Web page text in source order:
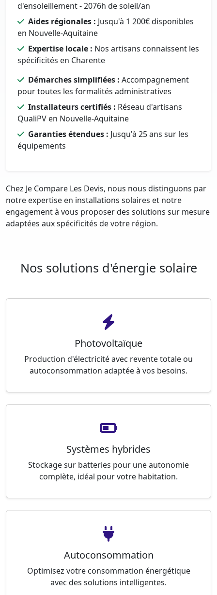
d'ensoleillement - 2076h de soleil/an
Aides régionales : Jusqu'à 1 200€ disponibles
en Nouvelle-Aquitaine
Expertise locale : Nos artisans connaissent les
spécificités en Charente
Démarches simplifiées : Accompagnement
pour toutes les formalités administratives
Installateurs certifiés : Réseau d'artisans
QualiPV en Nouvelle-Aquitaine
Garanties étendues : Jusqu'à 25 ans sur les
équipements
Chez Je Compare Les Devis, nous nous distinguons par
notre expertise en installations solaires et notre
engagement à vous proposer des solutions sur mesure
adaptées aux spécificités de votre région.
Nos solutions d'énergie solaire
Photovoltaïque
Production d'électricité avec revente totale ou
autoconsommation adaptée à vos besoins.
Systèmes hybrides
Stockage sur batteries pour une autonomie
complète, idéal pour votre habitation.
Autoconsommation
Optimisez votre consommation énergétique
avec des solutions intelligentes.